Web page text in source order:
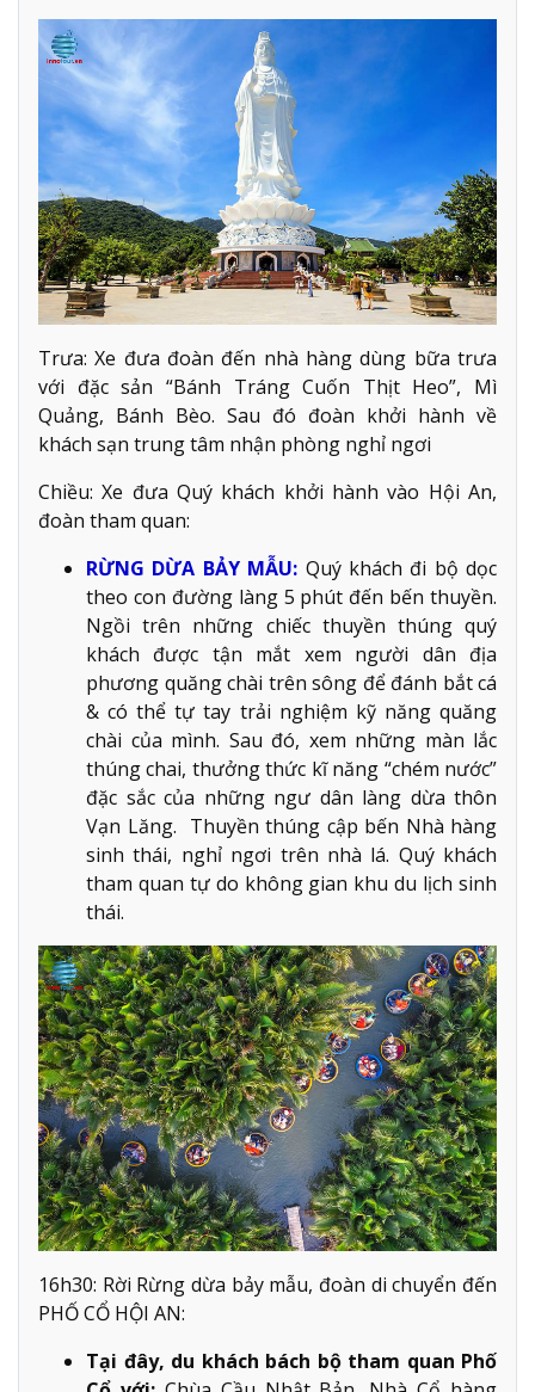
Trưa: Xe đưa đoàn đến nhà hàng dùng bữa trưa
với đặc sản “Bánh Tráng Cuốn Thịt Heo”, Mì
Quảng, Bánh Bèo. Sau đó đoàn khởi hành về
khách sạn trung tâm nhận phòng nghỉ ngơi
Chiều: Xe đưa Quý khách khởi hành vào Hội An,
đoàn tham quan:
RỪNG DỪA BẢY MẪU: Quý khách đi bộ dọc
theo con đường làng 5 phút đến bến thuyền.
Ngồi trên những chiếc thuyền thúng quý
khách được tận mắt xem người dân địa
phương quăng chài trên sông để đánh bắt cá
& có thể tự tay trải nghiệm kỹ năng quăng
chài của mình. Sau đó, xem những màn lắc
thúng chai, thưởng thức kĩ năng “chém nước”
đặc sắc của những ngư dân làng dừa thôn
Vạn Lăng. Thuyền thúng cập bến Nhà hàng
sinh thái, nghỉ ngơi trên nhà lá. Quý khách
tham quan tự do không gian khu du lịch sinh
thái.
16h30: Rời Rừng dừa bảy mẫu, đoàn di chuyển đến
PHỐ CỔ HỘI AN:
Tại đây, du khách bách bộ tham quan Phố